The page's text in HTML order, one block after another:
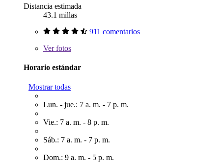
Distancia estimada
43.1 millas
911 comentarios
Verfotos
Horario estándar
Mostrar todas
Lun. - jue.: 7 a. m. - 7 p. m.
Vie.: 7 a. m. - 8 p. m.
Sáb.: 7 a. m. - 7 p. m.
Dom.: 9 a. m. - 5 p. m.